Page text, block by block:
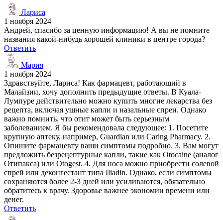
Лариса
1 ноября 2024
Андрей, спасибо за ценную информацию! А вы не помните
названия какой-нибудь хорошей клиники в центре города?
Ответить
Мария
1 ноября 2024
Здравствуйте, Лариса! Как фармацевт, работающий в
Малайзии, хочу дополнить предыдущие ответы. В Куала-
Лумпуре действительно можно купить многие лекарства без
рецепта, включая ушные капли и назальные спреи. Однако
важно помнить, что отит может быть серьезным
заболеванием. Я бы рекомендовала следующее: 1. Посетите
крупную аптеку, например, Guardian или Caring Pharmacy. 2.
Опишите фармацевту ваши симптомы подробно. 3. Вам могут
предложить безрецептурные капли, такие как Otocaine (аналог
Отипакса) или Otogest. 4. Для носа можно приобрести солевой
спрей или деконгестант типа Iliadin. Однако, если симптомы
сохраняются более 2-3 дней или усиливаются, обязательно
обратитесь к врачу. Здоровье важнее экономии времени или
денег.
Ответить